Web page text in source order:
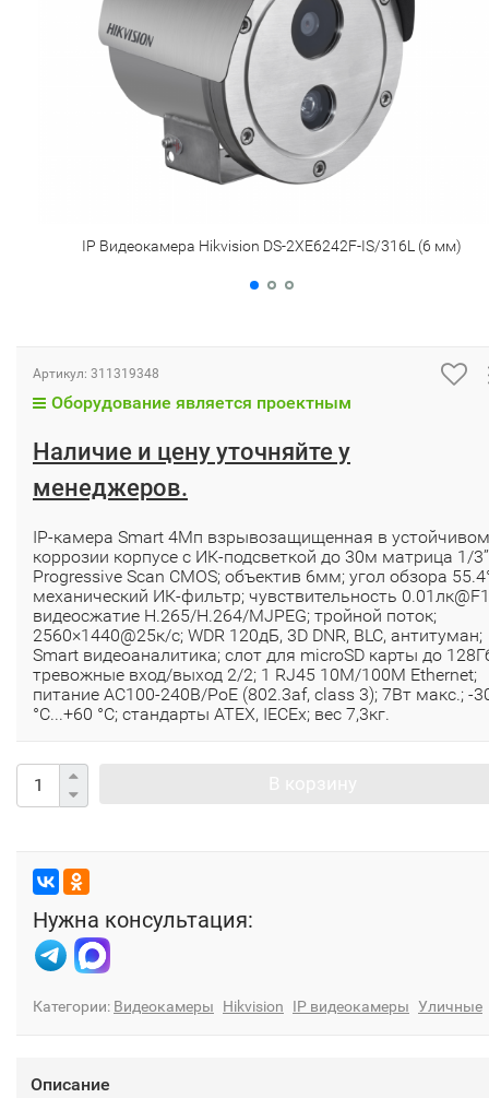
IP Видеокамера Hikvision DS-2XE6242F-IS/316L (6 мм)
Артикул: 311319348
Оборудование является проектным
Наличие и цену уточняйте у
менеджеров.
IP-камера Smart 4Мп взрывозащищенная в
коррозии корпусе c ИК-подсветкой до 30м матрица 1/3’’
Progressive Scan CMOS; объектив 6мм; угол обзора
механический ИК-фильтр; чувствительность
видеосжатие H.265/H.264/MJPEG; тройной поток;
2560×1440@25к/с; WDR 120дБ, 3D DNR, BLC, антитуман;
Smart видеоаналитика; слот для microSD карты до
тревожные вход/выход 2/2; 1 RJ45 10M/100M Ethernet;
питание АC100-240В/PoE (802.3af, class 3); 7Вт макс.; -
°C...+60 °C; стандарты ATEX, IECEx; вес 7,3кг.
Нужна консультация:
Категории: Видеокамеры Hikvision IP видеокамеры Уличные
Описание